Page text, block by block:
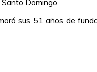
sus 51 años de